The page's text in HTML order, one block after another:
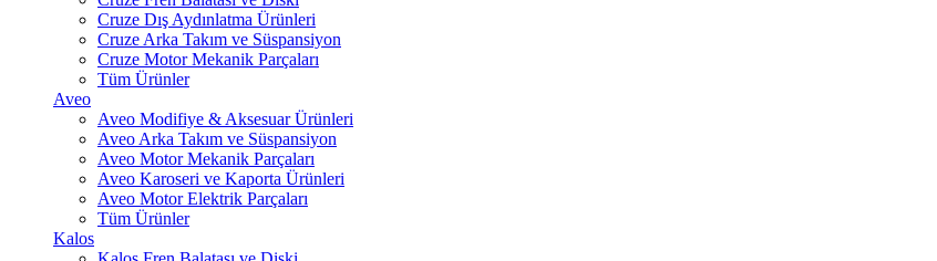
Cruze Dış Aydınlatma Ürünleri
Cruze Arka Takım ve Süspansiyon
Cruze Motor Mekanik Parçaları
Tüm Ürünler
Aveo
Aveo Modifiye & Aksesuar Ürünleri
Aveo Arka Takım ve Süspansiyon
Aveo Motor Mekanik Parçaları
Aveo Karoseri ve Kaporta Ürünleri
Aveo Motor Elektrik Parçaları
Tüm Ürünler
Kalos